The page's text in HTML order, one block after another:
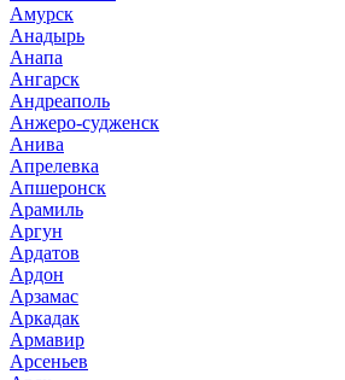
Амурск
Анадырь
Анапа
Ангарск
Андреаполь
Анжеро-судженск
Анива
Апрелевка
Апшеронск
Арамиль
Аргун
Ардатов
Ардон
Арзамас
Аркадак
Армавир
Арсеньев